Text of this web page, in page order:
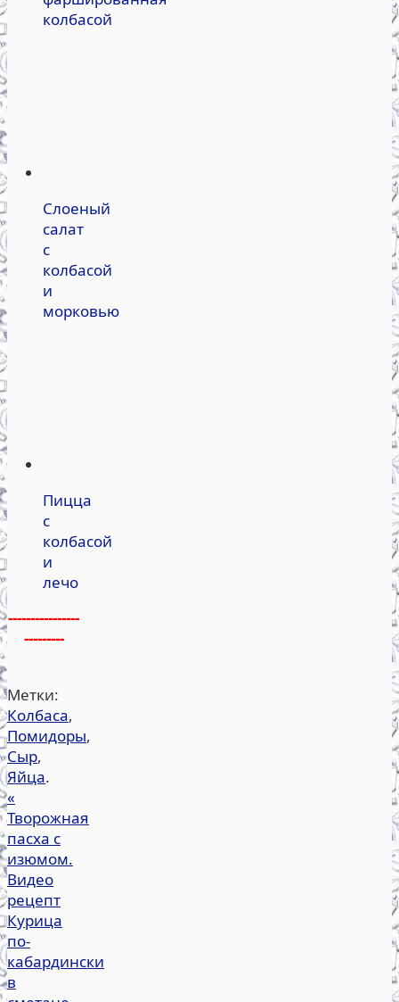
колбасой
Слоеный
салат
с
колбасой
и
морковью
Пицца
с
колбасой
и
лечо
----------------
---------
Метки:
Колбаса,
Помидоры,
Сыр,
Яйца.
«
Творожная
пасха с
изюмом.
Видео
рецепт
Курица
по-
кабардински
в